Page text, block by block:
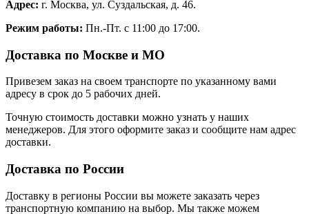
Адрес: г. Москва, ул. Суздальская, д. 46.
Режим работы: Пн.-Пт. с 11:00 до 17:00.
Доставка по Москве и МО
Привезем заказ на своем транспорте по указанному вами
адресу в срок до 5 рабочих дней.
Точную стоимость доставки можно узнать у наших
менеджеров. Для этого оформите заказ и сообщите нам адрес
доставки.
Доставка по России
Доставку в регионы России вы можете заказать через
транспортную компанию на выбор. Мы также можем